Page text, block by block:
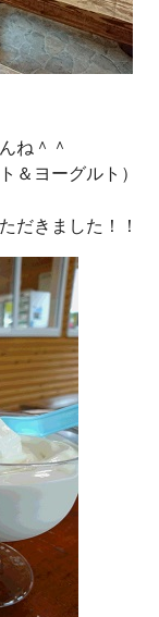
ね＾＾
＆ヨーグルト）
だきました！！